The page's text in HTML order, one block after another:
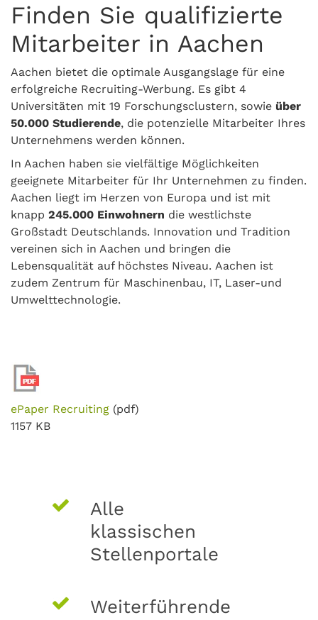
Finden Sie qualifizierte
Mitarbeiter in Aachen
Aachen bietet die optimale Ausgangslage für eine
erfolgreiche Recruiting-Werbung. Es gibt 4
Universitäten mit 19 Forschungsclustern, sowie über
50.000 Studierende, die potenzielle Mitarbeiter Ihres
Unternehmens werden können.
In Aachen haben sie vielfältige Möglichkeiten
geeignete Mitarbeiter für Ihr Unternehmen zu finden.
Aachen liegt im Herzen von Europa und ist mit
knapp 245.000 Einwohnern die westlichste
Großstadt Deutschlands. Innovation und Tradition
vereinen sich in Aachen und bringen die
Lebensqualität auf höchstes Niveau. Aachen ist
zudem Zentrum für Maschinenbau, IT, Laser-und
Umwelttechnologie.
ePaper Recruiting (pdf)
1157 KB
Alle
klassischen
Stellenportale
Weiterführende